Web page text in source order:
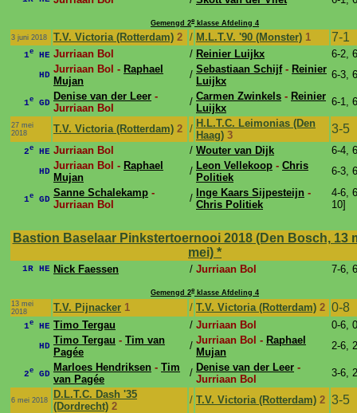
Gemengd 2e klasse Afdeling 4
3 juni 2018
T.V. Victoria (Rotterdam) 2 / M.L.T.V. '90 (Monster) 1 7-1
1e HE Jurriaan Bol / Reinier Luijkx 6-2,
HD Jurriaan Bol - Raphael
Mujan
/ Sebastiaan Schijf- Reinier
Luijkx
6-3,
1e GD
Denise van der Leer -
Jurriaan Bol
/ Carmen Zwinkels - Reinier
Luijkx
6-1,
27 mei
2018
T.V. Victoria (Rotterdam) 2 / H.L.T.C. Leimonias (Den
Haag) 3 3-5
2e HE Jurriaan Bol / Wouter van Dijk 6-4,
HD Jurriaan Bol - Raphael
Mujan
/ Leon Vellekoop - Chris
Politiek
6-3,
1e GD
Sanne Schalekamp -
Jurriaan Bol
/ Inge Kaars Sijpesteijn -
Chris Politiek
4-6,
10]
Bastion Baselaar Pinkstertoernooi 2018 (Den Bosch, 13
mei) *
1R HE Nick Faessen / Jurriaan Bol 7-6,
Gemengd 2e klasse Afdeling 4
13 mei
2018
T.V. Pijnacker 1 / T.V. Victoria (Rotterdam) 2 0-8
1e HE Timo Tergau / Jurriaan Bol 0-6,
HD Timo Tergau - Tim van
Pagée
/ Jurriaan Bol - Raphael
Mujan
2-6,
2e GD
Marloes Hendriksen - Tim
van Pagée
/ Denise van der Leer -
Jurriaan Bol
3-6,
6 mei 2018
D.L.T.C. Dash '35
(Dordrecht) 2
/ T.V. Victoria (Rotterdam) 2 3-5